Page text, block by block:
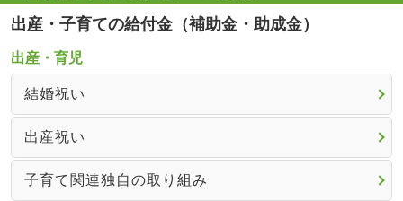
出産・子育ての給付金（補助金・助成金）
出産・育児
結婚祝い
出産祝い
子育て関連独自の取り組み